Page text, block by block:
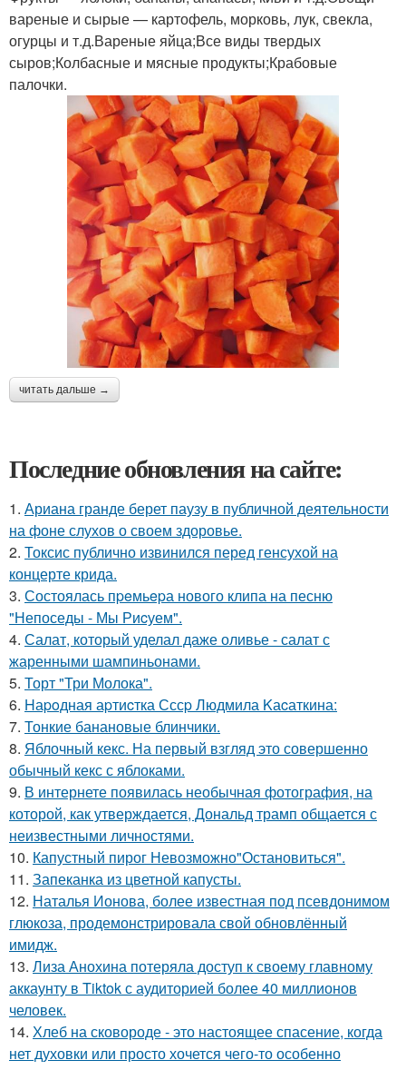
вареные и сырые — картофель, морковь, лук, свекла,
огурцы и т.д.Вареные яйца;Все виды твердых
сыров;Колбасные и мясные продукты;Крабовые
палочки.
читать дальше →
Последние обновления на сайте:
1. Ариана гранде берет паузу в публичной деятельности
на фоне слухов о своем здоровье.
2. Токсис публично извинился перед генсухой на
концерте крида.
3. Состоялась пpeмьepа нового клипа на песню
"Непоседы - Мы Риcуем".
4. Салат, который уделал даже оливье - салат с
жаренными шампиньонами.
5. Торт "Три Молока".
6. Hаpoдная аpтиcтка Сссp Людмила Kаcаткина:
7. Тонкие банановые блинчики.
8. Яблочный кекс. На первый взгляд это совершенно
обычный кекс с яблоками.
9. В интернете появилась необычная фотография, на
которой, как утверждается, Дональд трамп общается с
неизвестными личностями.
10. Капустный пирог Невозможно"Остановиться".
11. Запеканка из цветной капусты.
12. Наталья Ионова, более известная под псевдонимом
глюкоза, продемонстрировала свой обновлённый
имидж.
13. Лиза Анохина потеряла доступ к своему главному
аккаунту в Tiktok с аудиторией более 40 миллионов
человек.
14. Хлеб на сковороде - это настоящее спасение, когда
нет духовки или просто хочется чего-то особенно